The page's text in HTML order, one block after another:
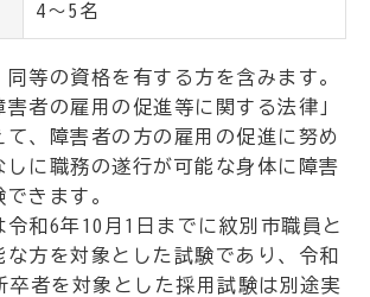
4～5名
等の資格を有する方を含みます。
者の雇用の促進等に関する法律」
て、障害者の方の雇用の促進に努め
しに職務の遂行が可能な身体に障害
きます。
和6年10月1日までに紋別市職員と
な方を対象とした試験であり、令和
卒者を対象とした採用試験は別途実